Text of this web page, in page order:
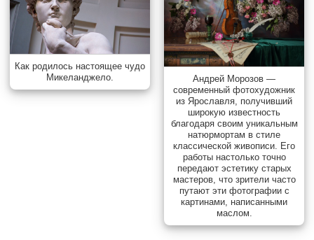
Как родилось настоящее чудо
Микеланджело.
Андрей Морозов —
современный фотохудожник
из Ярославля, получивший
широкую известность
благодаря своим уникальным
натюрмортам в стиле
классической живописи. Его
работы настолько точно
передают эстетику старых
мастеров, что зрители часто
путают эти фотографии с
картинами, написанными
маслом.